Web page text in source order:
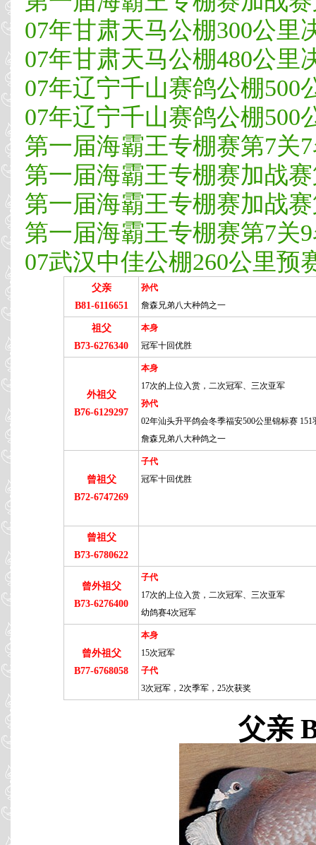
07年甘肃天马公棚300公里
07年甘肃天马公棚480公里
07年辽宁千山赛鸽公棚500
07年辽宁千山赛鸽公棚500
第一届海霸王专棚赛第7关
第一届海霸王专棚赛加战
第一届海霸王专棚赛加战
第一届海霸王专棚赛第7关
07武汉中佳公棚260公里预
父亲
B81-6116651
孙代
詹森兄弟八大种鸽之一
祖父
B73-6276340
本身
冠军十回优胜
外祖父
B76-6129297
本身
17次的上位入赏，二次冠军、三次亚军
孙代
02年汕头升平鸽会冬季福安500公里锦标赛 151
詹森兄弟八大种鸽之一
曾祖父
B72-6747269
子代
冠军十回优胜
曾祖父
B73-6780622
曾外祖父
B73-6276400
子代
17次的上位入赏，二次冠军、三次亚军
幼鸽赛4次冠军
曾外祖父
B77-6768058
本身
15次冠军
子代
3次冠军，2次季军，25次获奖
父亲